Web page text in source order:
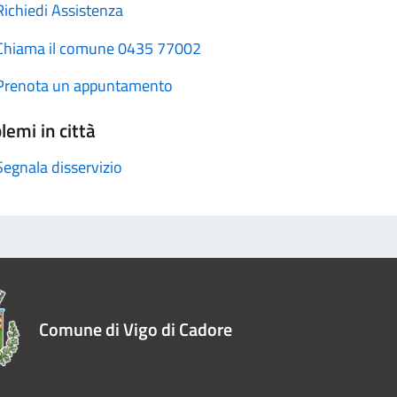
Assistenza
il comune 0435 77002
un appuntamento
in città
disservizio
Comune di Vigo di Cadore